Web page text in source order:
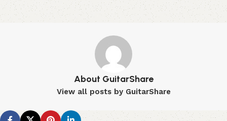
About GuitarShare
View all posts by GuitarShare